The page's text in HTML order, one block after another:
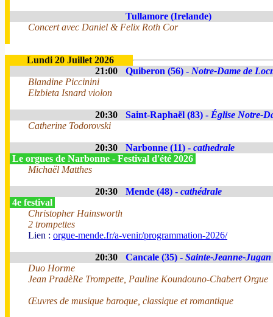
Tullamore (Irelande)
Concert avec Daniel & Felix Roth Cor
Lundi 20 Juillet 2026
21:00
Quiberon (56) - Notre-Dame de
Blandine Piccinini
Elzbieta Isnard violon
20:30 Saint-Raphaël (83) - Église Notre-
Catherine Todorovski
20:30 Narbonne (11) - cathedrale
Le orgues de Narbonne - Festival d'été 2026
Michaël Matthes
20:30 Mende (48) - cathédrale
4e festival
Christopher Hainsworth
2 trompettes
Lien : orgue-mende.fr/a-venir/programmation-2026/
20:30 Cancale (35) - Sainte-Jeanne-Jugan
Duo Horme
Jean PradèRe Trompette, Pauline Koundouno-Chabert Orgue
Œuvres de musique baroque, classique et romantique